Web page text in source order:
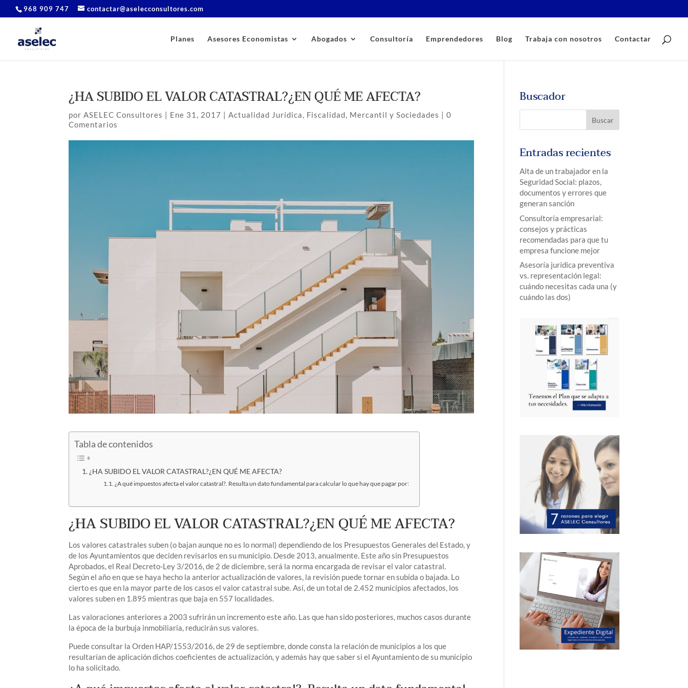
968 909 747 contactar@aselecconsultores.com
Planes Asesores Economistas Abogados Consultoría Emprendedores Blog Trabaja con nosotros Contactar
¿HA SUBIDO EL VALOR CATASTRAL?¿EN QUÉ ME AFECTA?
porASELEC Consultores | Ene 31, 2017 |Actualidad Jurídica, Fiscalidad, Mercantil y Sociedades |0
Comentarios
Tabla de contenidos
¿HA SUBIDO EL VALOR CATASTRAL?¿EN QUÉ ME AFECTA?
¿A qué impuestos afecta el valor catastral?. Resulta un dato fundamental para calcular lo que hay que pagar por:
¿HA SUBIDO EL VALOR CATASTRAL?¿EN QUÉ ME AFECTA?
Los valores catastrales suben (o bajan aunque no es lo normal) dependiendo de los Presupuestos Generales del Estado, y
de los Ayuntamientos que deciden revisarlos en su municipio. Desde 2013, anualmente. Este año sin Presupuestos
Aprobados, el Real Decreto-Ley 3/2016, de 2 de diciembre, será la norma encargada de revisar el valor catastral.
Según el año en que se haya hecho la anterior actualización de valores, la revisión puede tornar en subida o bajada. Lo
cierto es que en la mayor parte de los casos el valor catastral sube. Así, de un total de 2.452 municipios afectados, los
valores suben en 1.895 mientras que baja en 557 localidades.
Las valoraciones anteriores a 2003 sufrirán un incremento este año. Las que han sido posteriores, muchos casos durante
la época de la burbuja inmobiliaria, reducirán sus valores.
Puede consultar la Orden HAP/1553/2016, de 29 de septiembre, donde consta la relación de municipios a los que
resultarían de aplicación dichos coeficientes de actualización, y además hay que saber si el Ayuntamiento de su municipio
lo ha solicitado.
Buscador
Entradas recientes
Alta de un trabajador en la
Seguridad Social: plazos,
documentos y errores que
generan sanción
Consultoría empresarial:
consejos y prácticas
recomendadas para que tu
empresa funcione mejor
Asesoría jurídica preventiva
vs. representación legal:
cuándo necesitas cada una (y
cuándo las dos)